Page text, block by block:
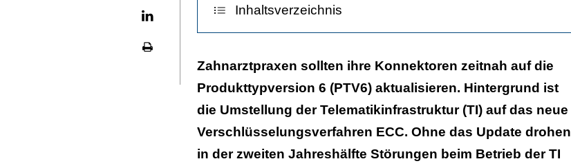
Inhaltsverzeichnis
Vor dem Update sollten Kartenterminals und PVS auf Stand sein
Zahnarztpraxen sollten ihre Konnektoren zeitnah auf die
Produkttypversion 6 (PTV6) aktualisieren. Hintergrund ist
die Umstellung der Telematikinfrastruktur (TI) auf das neue
Verschlüsselungsverfahren ECC. Ohne das Update drohen
in der zweiten Jahreshälfte Störungen beim Betrieb der TI